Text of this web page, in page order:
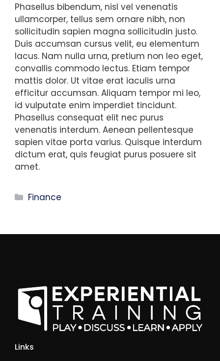
Phasellus bibendum, nisl vel venenatis
ullamcorper, tellus sem ornare nibh, non
sollicitudin sapien magna sollicitudin justo.
Duis accumsan cursus velit, eu elementum
lacus. Nam nulla urna, pretium non leo eget,
convallis commodo lectus. Etiam tempor
mattis dolor. Ut vitae erat iaculis urna
efficitur accumsan. Aliquam tempor mi leo,
id vulputate enim imperdiet tincidunt.
Phasellus consequat elit nec purus
venenatis interdum. Aenean pellentesque
sapien vitae porta varius. Quisque interdum
dictum erat, quis feugiat purus posuere sit
amet.
Categories
Finance
Links